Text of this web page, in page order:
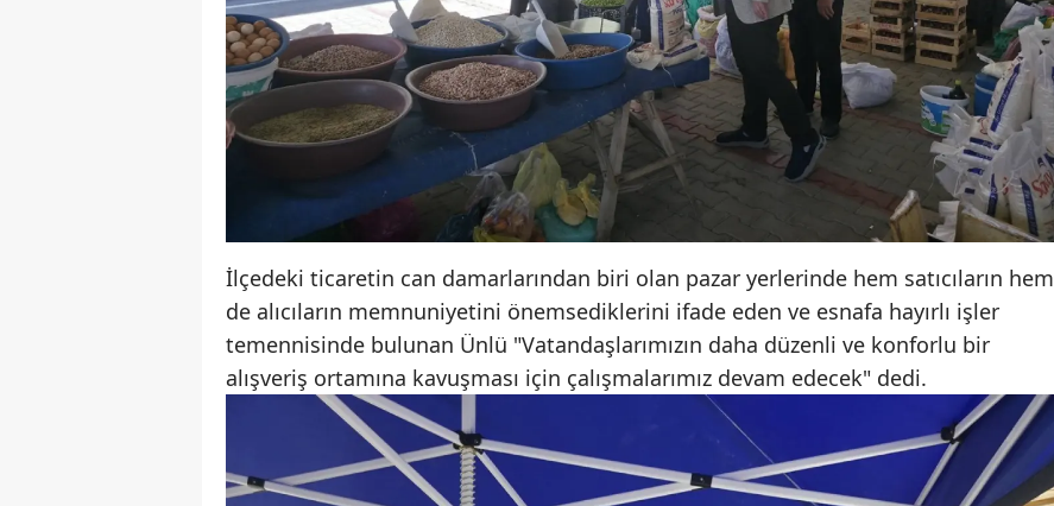
Batman
Şırnak
Bartın
Ardahan
Iğdır
Karabük
Kilis
Osmaniye
Düzce
İlçedeki ticaretin can damarlarından biri olan pazar yerlerinde hem satıcıların hem
de alıcıların memnuniyetini önemsediklerini ifade eden ve esnafa hayırlı işler
temennisinde bulunan Ünlü "Vatandaşlarımızın daha düzenli ve konforlu bir
alışveriş ortamına kavuşması için çalışmalarımız devam edecek" dedi.